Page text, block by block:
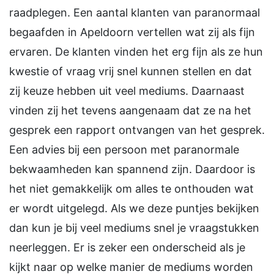
raadplegen. Een aantal klanten van paranormaal
begaafden in Apeldoorn vertellen wat zij als fijn
ervaren. De klanten vinden het erg fijn als ze hun
kwestie of vraag vrij snel kunnen stellen en dat
zij keuze hebben uit veel mediums. Daarnaast
vinden zij het tevens aangenaam dat ze na het
gesprek een rapport ontvangen van het gesprek.
Een advies bij een persoon met paranormale
bekwaamheden kan spannend zijn. Daardoor is
het niet gemakkelijk om alles te onthouden wat
er wordt uitgelegd. Als we deze puntjes bekijken
dan kun je bij veel mediums snel je vraagstukken
neerleggen. Er is zeker een onderscheid als je
kijkt naar op welke manier de mediums worden